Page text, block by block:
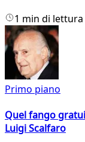
1 min di lettura
Primo piano
Quel fango
Luigi Scalfaro